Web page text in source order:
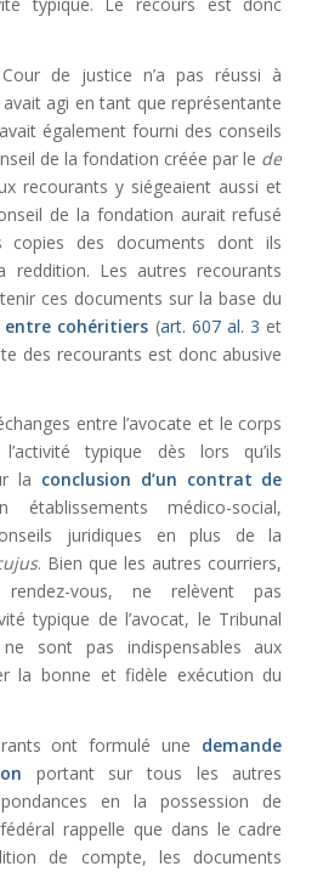
de justice n’a pas réussi à
avait agi en tant que représentante
également fourni des conseils
de la fondation créée par le de
recourants y siégeaient aussi et
de la fondation aurait refusé
copies des documents dont ils
reddition. Les autres recourants
ces documents sur la base du
cohéritiers (art. 607 al. 3 et
des recourants est donc abusive
entre l’avocate et le corps
typique dès lors qu’ils
la conclusion d’un contrat de
médico-social,
juridiques en plus de la
. Bien que les autres courriers,
vous, ne relèvent pas
typique de l’avocat, le Tribunal
sont pas indispensables aux
la bonne et fidèle exécution du
ont formulé une demande
portant sur tous les autres
en la possession de
rappelle que dans le cadre
de compte, les documents